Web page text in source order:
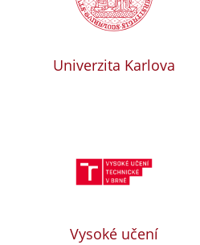
Univerzita Karlova
Vysoké učení